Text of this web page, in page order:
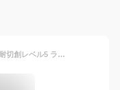
【一部当日発送】耐切創手袋 ニトリル 耐切創レベル5 ラフタージャパン LGT-201 機械業 板金産廃収集作業 運送業 物流 建築 土木作業 農作業 園芸 防刃 防犯 作業着 作業服 一部あす楽 一部即日発送 LGT201